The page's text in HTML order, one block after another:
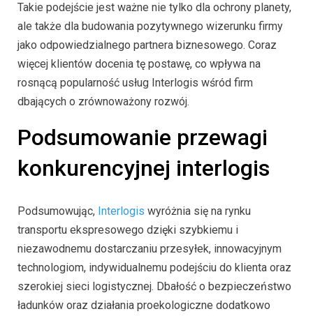
Takie podejście jest ważne nie tylko dla ochrony planety,
ale także dla budowania pozytywnego wizerunku firmy
jako odpowiedzialnego partnera biznesowego. Coraz
więcej klientów docenia tę postawę, co wpływa na
rosnącą popularność usług Interlogis wśród firm
dbających o zrównoważony rozwój.
Podsumowanie przewagi
konkurencyjnej interlogis
Podsumowując, Interlogis wyróżnia się na rynku
transportu ekspresowego dzięki szybkiemu i
niezawodnemu dostarczaniu przesyłek, innowacyjnym
technologiom, indywidualnemu podejściu do klienta oraz
szerokiej sieci logistycznej. Dbałość o bezpieczeństwo
ładunków oraz działania proekologiczne dodatkowo